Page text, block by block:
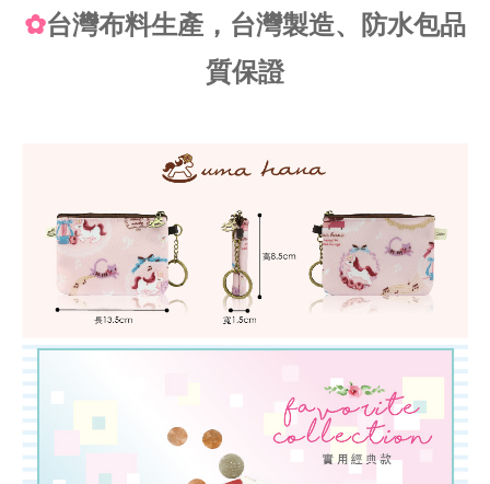
✿台灣布料生產，台灣製造、防水包品
質保證